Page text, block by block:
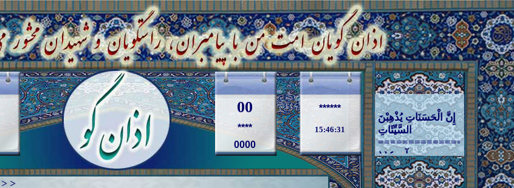
00
****
0000
******
15:46:32
إِنَّ الْحَسَنَاتِ یُذْهِبْنَ
السَّیِّئَاتِ
====================
سوره هود آیه ١١٤
====================
قطعا نیکیها بدی ها
را از بین می برند